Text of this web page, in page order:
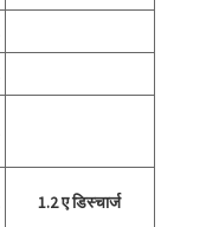
1.2 ए डिस्चार्ज